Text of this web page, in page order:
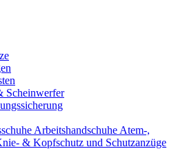
Scheinwerfer
Arbeitshandschuhe Atem-,
& Kopfschutz und Schutzanzüge